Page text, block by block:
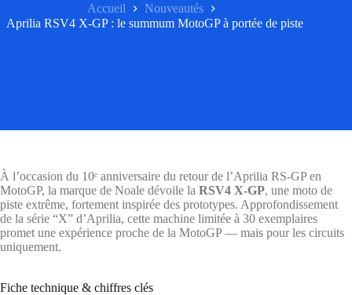
Accueil
Nouveautés
Aprilia RSV4 X-GP : le summum MotoGP à portée de piste
À l’occasion du 10ᵉ anniversaire du retour de l’Aprilia RS-GP en
MotoGP, la marque de Noale dévoile la RSV4 X-GP, une moto de
piste extrême, fortement inspirée des prototypes. Approfondissement
de la série “X” d’Aprilia, cette machine limitée à 30 exemplaires
promet une expérience proche de la MotoGP — mais pour les circuits
uniquement.
Fiche technique & chiffres clés